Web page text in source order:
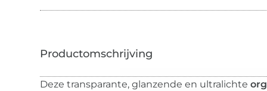
Deze transparante, glanzende en ultralichte